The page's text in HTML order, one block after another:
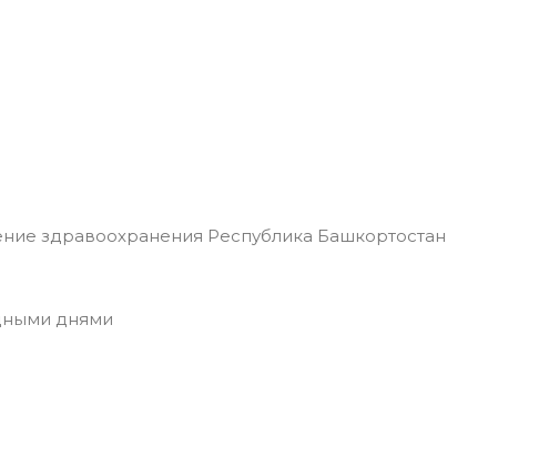
здравоохранения Республика Башкортостан
днями